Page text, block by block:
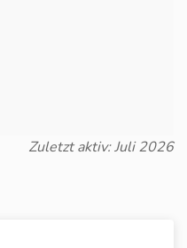
Zuletzt aktiv: Juli 2026